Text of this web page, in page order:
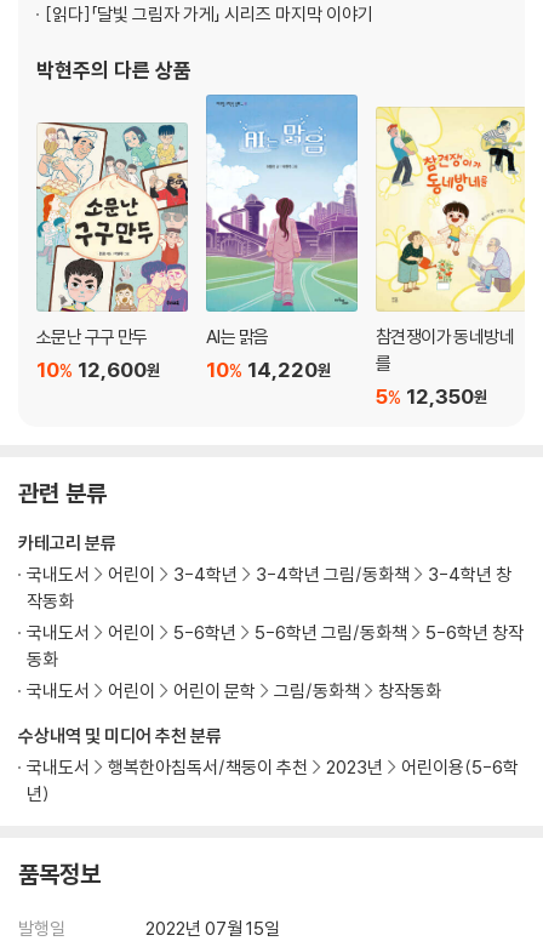
[읽다]「달빛 그림자 가게」 시리즈 마지막 이야기
박현주의 다른 상품
소문난 구구 만두
12,600원
10%
AI는 맑음
14,220원
10%
참견쟁이가 동네방네
를
12,350원
5%
관련 분류
수상내역 및 미디어 추천 분류
국내도서
행복한아침독서/책둥이 추천 2023년
어린이용(5-6학
년)
카테고리 분류
국내도서
어린이 3-4학년 3-4학년 그림/동화책
3-4학년 창
작동화
국내도서
어린이 5-6학년 5-6학년 그림/동화책
5-6학년 창작
동화
국내도서
어린이 어린이 문학 그림/동화책 창작동화
품목정보
발행일
2022년 07월 15일